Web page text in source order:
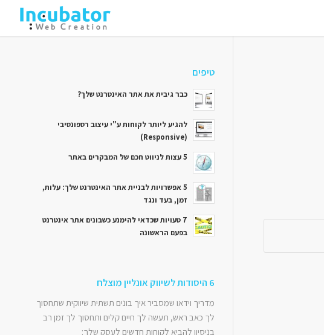
טיפים
כבר גיבית את אתר האינטרנט שלך?
להגיע ליותר לקוחות ע"י עיצוב רספונסיבי
(Responsive)
5 עצות לניווט חכם של המבקרים באתר
5 אפשרויות לבניית אתר האינטרנט שלך: עלות,
זמן, בעד ונגד
7 טעויות שכדאי להימנע כשבונים אתר אינטרנט
בפעם הראשונה
6 היסודות לשיווק אונליין מוצלח
מדריך וידאו שמסביר איך בונים תשתית שיווקית שתחסוך
לך כאב ראש, תעשה לך חיים קלים ותחסוך לך זמן רב
בניסיון להביא לקוחות חדשים לעסק שלך: